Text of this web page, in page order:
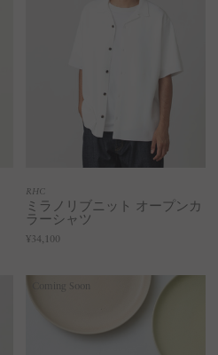
RHC
ミラノリブニット オープンカ
ラーシャツ
¥34,100
Coming Soon